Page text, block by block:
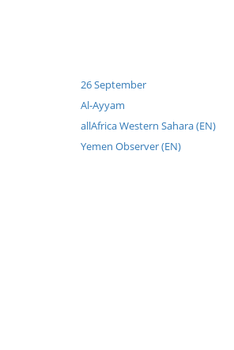
26 September
Al-Ayyam
allAfrica Western Sahara (EN)
Yemen Observer (EN)